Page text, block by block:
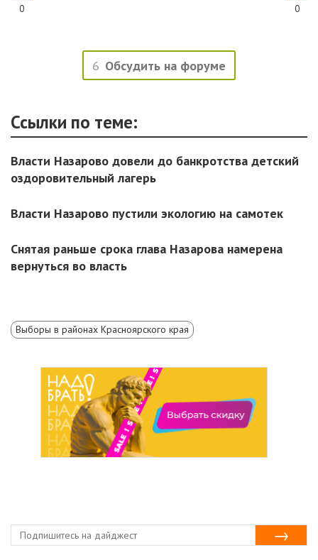
0 0
6 Обсудить на форуме
Ссылки по теме:
Власти Назарово довели до банкротства детский
оздоровительный лагерь
Власти Назарово пустили экологию на самотек
Снятая раньше срока глава Назарова намерена
вернуться во власть
Выборы в районах Красноярского края